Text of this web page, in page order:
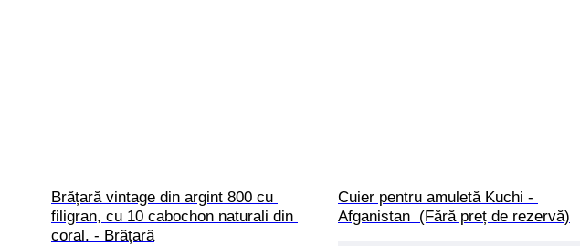
Brățară vintage din argint 800 cu
filigran, cu 10 cabochon naturali din
coral. - Brățară
Cuier pentru amuletă Kuchi -
Afganistan  (Fără preț de rezervă)